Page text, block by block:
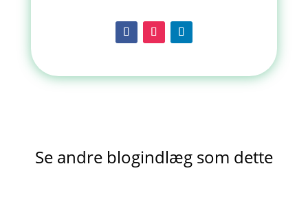
Se andre blogindlæg som dette